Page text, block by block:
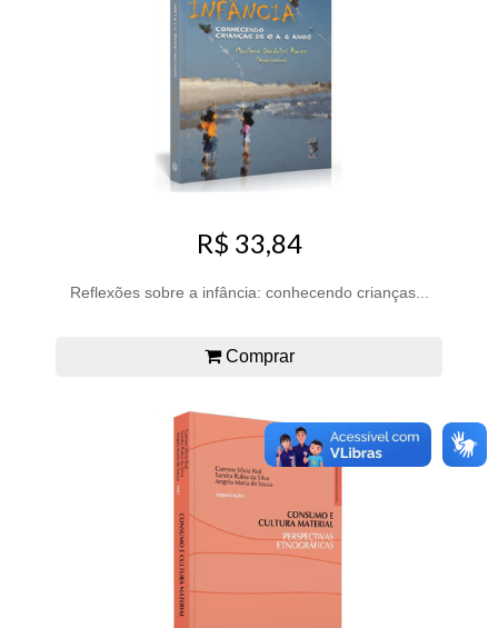
R$ 33,84
Reflexões sobre a infância: conhecendo crianças...
Comprar